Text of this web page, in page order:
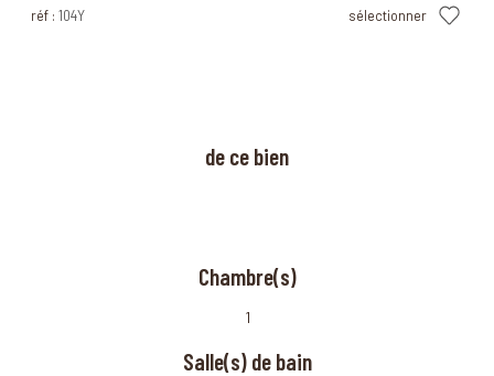
de ce bien
Chambre(s)
1
Salle(s) de bain
réf : 104Y sélectionner